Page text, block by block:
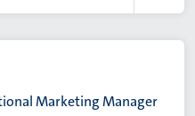
Marketing Manager